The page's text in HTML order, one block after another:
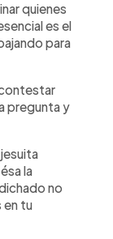
quienes
es el
para
pregunta y
la
no
en tu